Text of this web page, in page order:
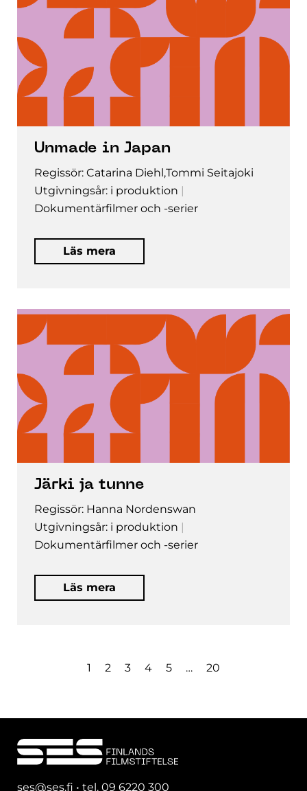
Unmade in Japan
Regissör: Catarina Diehl,Tommi Seitajoki
Utgivningsår: i produktion
Dokumentärfilmer och -serier
Läs mera
Järki ja tunne
Regissör: Hanna Nordenswan
Utgivningsår: i produktion
Dokumentärfilmer och -serier
Läs mera
1 2 3 4 5 … 20
ses@ses.fi • tel. 09 6220 300